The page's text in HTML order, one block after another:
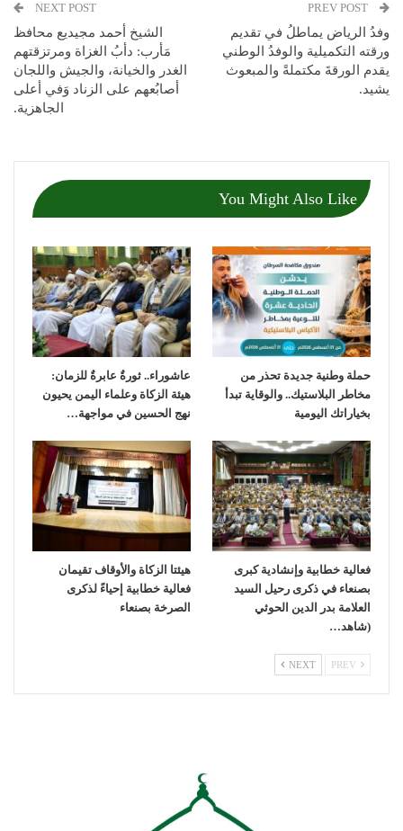
وفدُ الرياض يماطلُ في تقديم
ورقته التكميلية والوفدُ الوطني
يقدم الورقةَ مكتملةً والمبعوث
يشيد.
NEXT POST
الشيخ أحمد مجيديع محافظ
مَأرب: دأبُ الغزاة ومرتزقتهم
الغدر والخيانة، والجيش واللجان
أصابُعهم على الزناد وَفي أعلى
الجاهزية.
You Might Also Like
حملة وطنية جديدة تحذر من
مخاطر البلاستيك.. والوقاية تبدأ
بخياراتك اليومية
عاشوراء.. ثورةٌ عابرةٌ للزمان:
هيئة الزكاة وعلماء اليمن يحيون
نهج الحسين في مواجهة…
فعالية خطابية وإنشادية كبرى
بصنعاء في ذكرى رحيل السيد
العلامة بدر الدين الحوثي
(شاهد…
هيئتا الزكاة والأوقاف تقيمان
فعالية خطابية إحياءً لذكرى
الصرخة بصنعاء
NEXT